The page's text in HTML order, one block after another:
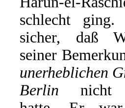
schlecht
sicher, daß
seiner
unerheblichen
Berlin nicht